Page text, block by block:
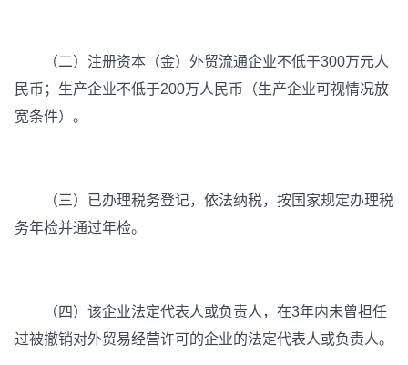
（二）注册资本（金）外贸流通企业不低于300万元人
民币；生产企业不低于200万人民币（生产企业可视情况放
宽条件）。
（三）已办理税务登记，依法纳税，按国家规定办理税
务年检并通过年检。
（四）该企业法定代表人或负责人，在3年内未曾担任
过被撤销对外贸易经营许可的企业的法定代表人或负责人。